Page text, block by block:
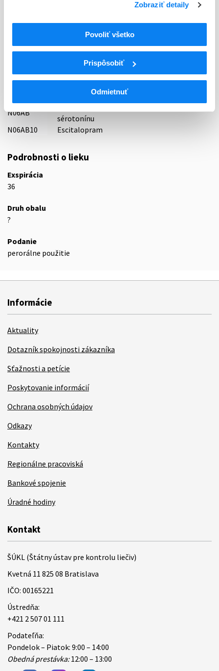
Zobraziť detaily
Povoliť všetko
Prispôsobiť
Odmietnuť
Accord Healthcare Polska Sp. z o.o., Poľsko
N
Centrálna nervová sústava
Antidepresíva
N06AB
sérotonínu
N06AB10
Escitalopram
Podrobnosti o lieku
Exspirácia
36
Druh obalu
?
Podanie
perorálne použitie
Informácie
Aktuality
Dotazník spokojnosti zákazníka
Sťažnosti a petície
Poskytovanie informácií
Ochrana osobných údajov
Odkazy
Kontakty
Regionálne pracoviská
Bankové spojenie
Úradné hodiny
Kontakt
ŠÚKL (Štátny ústav pre kontrolu liečiv)
Kvetná 11 825 08 Bratislava
IČO: 00165221
Ústredňa:
+421 2 507 01 111
Podateľňa:
Pondelok – Piatok: 9:00 – 14:00
Obedná prestávka:12:00 – 13:00